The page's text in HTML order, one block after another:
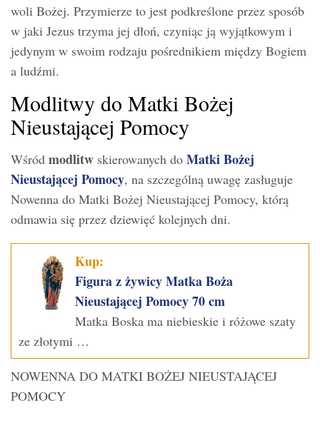
woli Bożej. Przymierze to jest podkreślone przez sposób
w jaki Jezus trzyma jej dłoń, czyniąc ją wyjątkowym i
jedynym w swoim rodzaju pośrednikiem między Bogiem
a ludźmi.
Modlitwy do Matki Bożej
Nieustającej Pomocy
Wśród modlitw skierowanych do Matki Bożej
Nieustającej Pomocy, na szczególną uwagę zasługuje
Nowenna do Matki Bożej Nieustającej Pomocy, którą
odmawia się przez dziewięć kolejnych dni.
Kup:
Figura z żywicy Matka Boża
Nieustającej Pomocy 70 cm
Matka Boska ma niebieskie i różowe szaty
ze złotymi …
NOWENNA DO MATKI BOŻEJ NIEUSTAJĄCEJ
POMOCY